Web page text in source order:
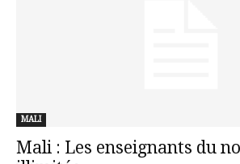
MALI
Mali : Les enseignants du